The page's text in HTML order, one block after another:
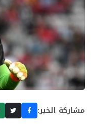
مشاركة الخبر: